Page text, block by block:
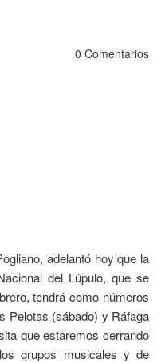
0 Comentarios
adelantó hoy que la
del Lúpulo, que se
tendrá como números
Pelotas (sábado) y Ráfaga
que estaremos cerrando
grupos musicales y de